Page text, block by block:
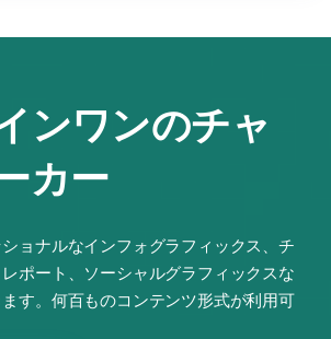
ンワンのチャ
カー
ョナルなインフォグラフィックス、チ
ポート、ソーシャルグラフィックスな
す。何百ものコンテンツ形式が利用可